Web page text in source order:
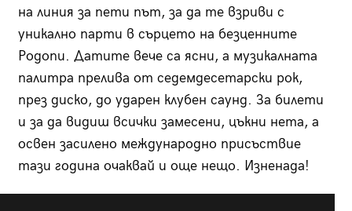
на линия за пети път, за да те взриви с
уникално парти в сърцето на безценните
Родопи. Датите вече са ясни, а музикалната
палитра прелива от седемдесетарски рок,
през диско, до ударен клубен саунд. За билети
и за да видиш всички замесени, цъкни нета, а
освен засилено международно присъствие
тази година очаквай и още нещо. Изненада!